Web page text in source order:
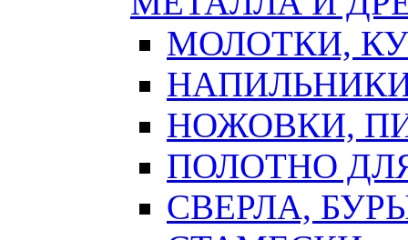
МОЛОТКИ,
НОЖОВКИ,
ПОЛОТНО
СВЕРЛА,